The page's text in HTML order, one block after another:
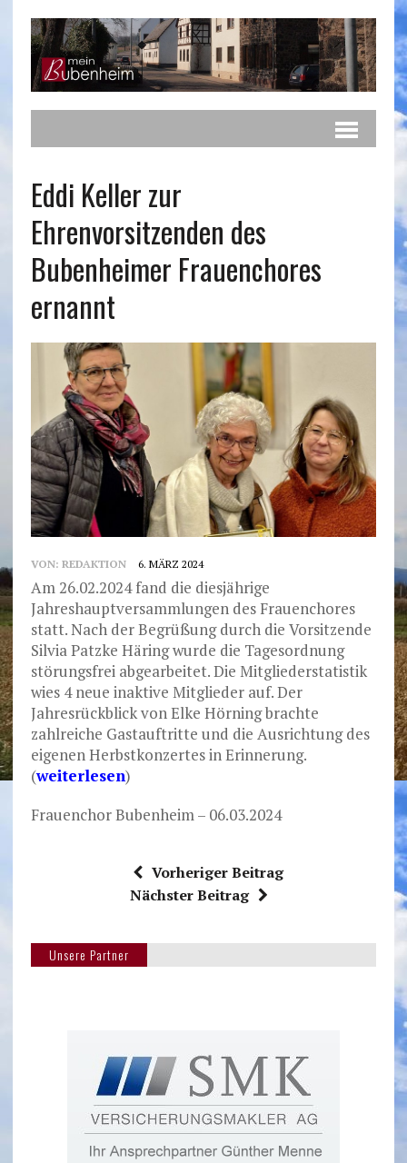
Eddi Keller zur
Ehrenvorsitzenden des
Bubenheimer Frauenchores
ernannt
VON: REDAKTION 6. MÄRZ 2024
Am 26.02.2024 fand die diesjährige
Jahreshauptversammlungen des Frauenchores
statt. Nach der Begrüßung durch die Vorsitzende
Silvia Patzke Häring wurde die Tagesordnung
störungsfrei abgearbeitet. Die Mitgliederstatistik
wies 4 neue inaktive Mitglieder auf. Der
Jahresrückblick von Elke Hörning brachte
zahlreiche Gastauftritte und die Ausrichtung des
eigenen Herbstkonzertes in Erinnerung.
(weiterlesen)
Frauenchor Bubenheim – 06.03.2024
Vorheriger Beitrag
Nächster Beitrag
Unsere Partner